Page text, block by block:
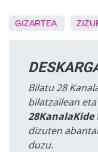
GIZARTEA
Bilatu 28
bilatzailean
28KanalaKide
dizuten
duzu.